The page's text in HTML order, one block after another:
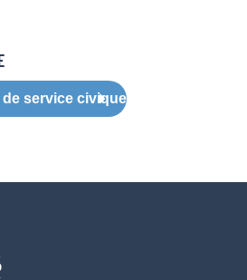
de service civique